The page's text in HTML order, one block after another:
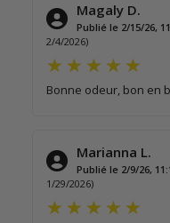
Magaly D.
Publié le 2/15/26,
2/4/2026)
Bonne odeur, bon en
Marianna L.
Publié le 2/9/26,
1/29/2026)